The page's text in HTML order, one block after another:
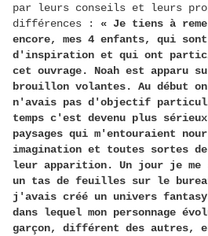
par leurs conseils et leurs
différences : « Je tiens à
encore, mes 4 enfants, qui
d'inspiration et qui ont
cet ouvrage. Noah est apparu
brouillon volantes. Au début
n'avais pas d'objectif
temps c'est devenu plus
paysages qui m'entouraient
imagination et toutes sortes
leur apparition. Un jour je me
un tas de feuilles sur le
j'avais créé un univers
dans lequel mon personnage
garçon, différent des autres,